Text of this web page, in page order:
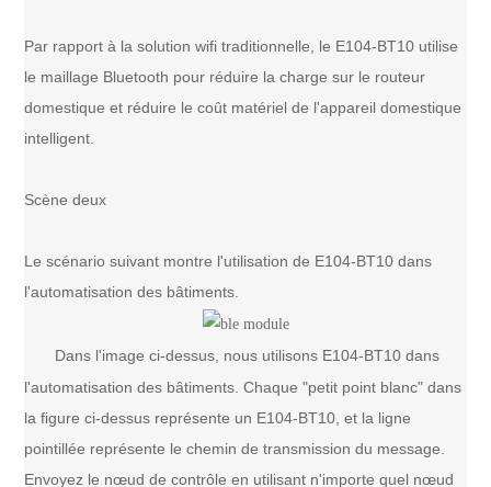
Par rapport à la solution wifi traditionnelle, le E104-BT10 utilise
le maillage Bluetooth pour réduire la charge sur le routeur
domestique et réduire le coût matériel de l'appareil domestique
intelligent.
Scène deux
Le scénario suivant montre l'utilisation de E104-BT10 dans
l'automatisation des bâtiments.
Dans l'image ci-dessus, nous utilisons E104-BT10 dans
l'automatisation des bâtiments. Chaque "petit point blanc" dans
la figure ci-dessus représente un E104-BT10, et la ligne
pointillée représente le chemin de transmission du message.
Envoyez le nœud de contrôle en utilisant n'importe quel nœud